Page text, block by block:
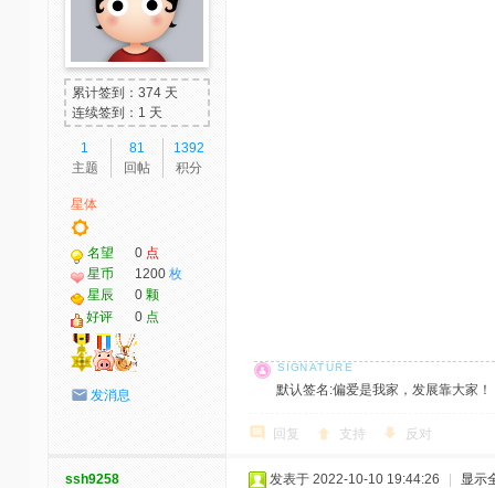
累计签到：374 天
连续签到：1 天
1
主题
81
回帖
1392
积分
星体
名望 0 点
星币
1200 枚
星辰
0 颗
好评
0 点
发消息 默认签名:偏爱是我家，发展靠大家
回复 支持 反对
ssh9258 发表于 2022-10-10 19:44:26 显示